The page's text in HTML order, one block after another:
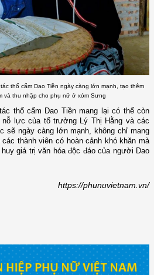
thổ cẩm Dao Tiền ngày càng lớn mạnh, tạo thêm
và thu nhập cho phụ nữ ở xóm Sưng
thổ cẩm Dao Tiền mang lại có thể còn
lực của tổ trưởng Lý Thị Hằng và các
sẽ ngày càng lớn mạnh, không chỉ mang
thành viên có hoàn cảnh khó khăn mà
giá trị văn hóa độc đáo của người Dao
https://phunuvietnam.vn/